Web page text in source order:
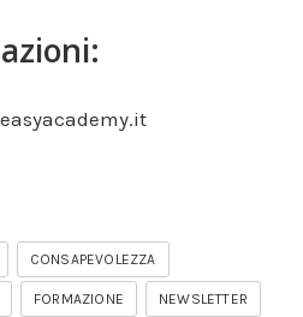
CONSAPEVOLEZZA
FORMAZIONE NEWSLETTER